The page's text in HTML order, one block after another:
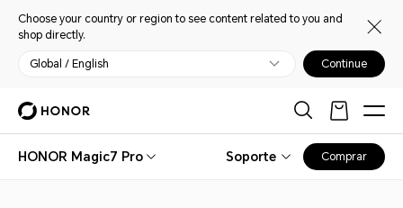
Choose your country or region to see content related to you and
shop directly.
Global / English Continue
HONOR Magic7 Pro Soporte Comprar